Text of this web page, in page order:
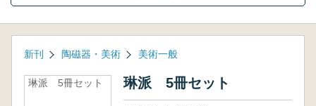
新刊 陶磁器・美術 美術一般
琳派 5冊セット 琳派 5冊セット